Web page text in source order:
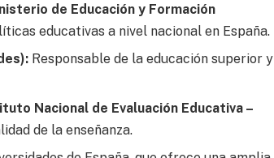
de Educación y Formación
educativas a nivel nacional en España.
Responsable de la educación superior y
Nacional de Evaluación Educativa –
de la enseñanza.